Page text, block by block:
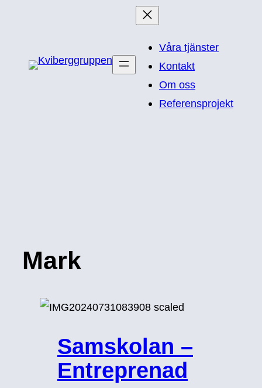
Våra tjänster
Kontakt
Om oss
Referensprojekt
Mark
Samskolan –
Entreprenad